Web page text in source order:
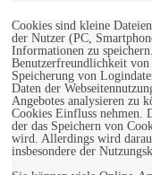
Cookies sind kleine
der Nutzer (PC,
Informationen zu
Benutzerfreundlichkeit
Speicherung von
Daten der
Angebotes analysieren zu
Cookies Einfluss nehmen.
der das Speichern von
wird. Allerdings wird
insbesondere der